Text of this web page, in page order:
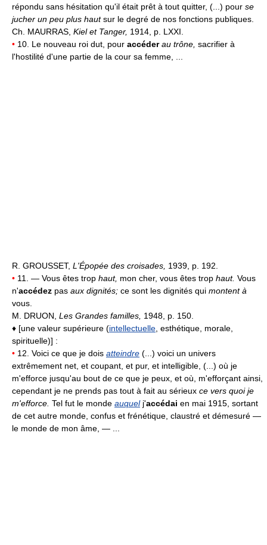
répondu sans hésitation qu'il était prêt à tout quitter, (...) pour se
jucher un peu plus hautsur le degré de nos fonctions publiques.
Ch. MAURRAS, Kiel et Tanger, 1914, p. LXXI.
• 10. Le nouveau roi dut, pour accéderau trône, sacrifier à
l'hostilité d'une partie de la cour sa femme, ...
R. GROUSSET, L'Épopée des croisades, 1939, p. 192.
• 11. — Vous êtes trop haut, mon cher, vous êtes trop haut. Vous
n'accédez pas aux dignités; ce sont les dignités qui montent à
vous.
M. DRUON, Les Grandes familles, 1948, p. 150.
♦ [une valeur supérieure (intellectuelle, esthétique, morale,
spirituelle)] :
• 12. Voici ce que je dois atteindre (...) voici un univers
extrêmement net, et coupant, et pur, et intelligible, (...) où je
m'efforce jusqu'au bout de ce que je peux, et où, m'efforçant ainsi,
cependant je ne prends pas tout à fait au sérieux ce vers quoi je
m'efforce. Tel fut le monde auquelj'accédai en mai 1915, sortant
de cet autre monde, confus et frénétique, claustré et démesuré —
le monde de mon âme, — ...